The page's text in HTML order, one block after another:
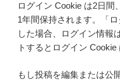
ログイン Cookie は2日間
1年間保持されます。「
した場合、ログイン情報
トするとログイン Cookie
もし投稿を編集または公